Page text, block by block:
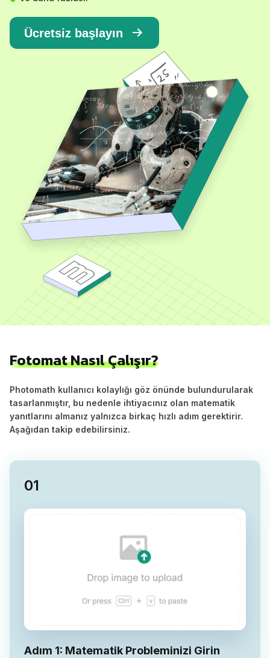
Ücretsiz başlayın
Fotomat Nasıl Çalışır?
Photomath kullanıcı kolaylığı göz önünde bulundurularak
tasarlanmıştır, bu nedenle ihtiyacınız olan matematik
yanıtlarını almanız yalnızca birkaç hızlı adım gerektirir.
Aşağıdan takip edebilirsiniz.
01
Adım 1: Matematik Probleminizi Girin